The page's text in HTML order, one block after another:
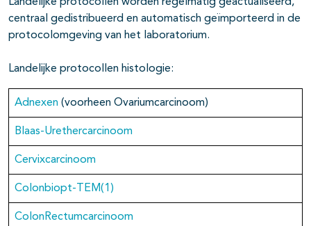
centraal gedistribueerd en automatisch geïmporteerd in de
protocolomgeving van het laboratorium.
Landelijke protocollen histologie:
Adnexen (voorheen Ovariumcarcinoom)
Blaas-Urethercarcinoom
Cervixcarcinoom
Colonbiopt-TEM(1)
ColonRectumcarcinoom